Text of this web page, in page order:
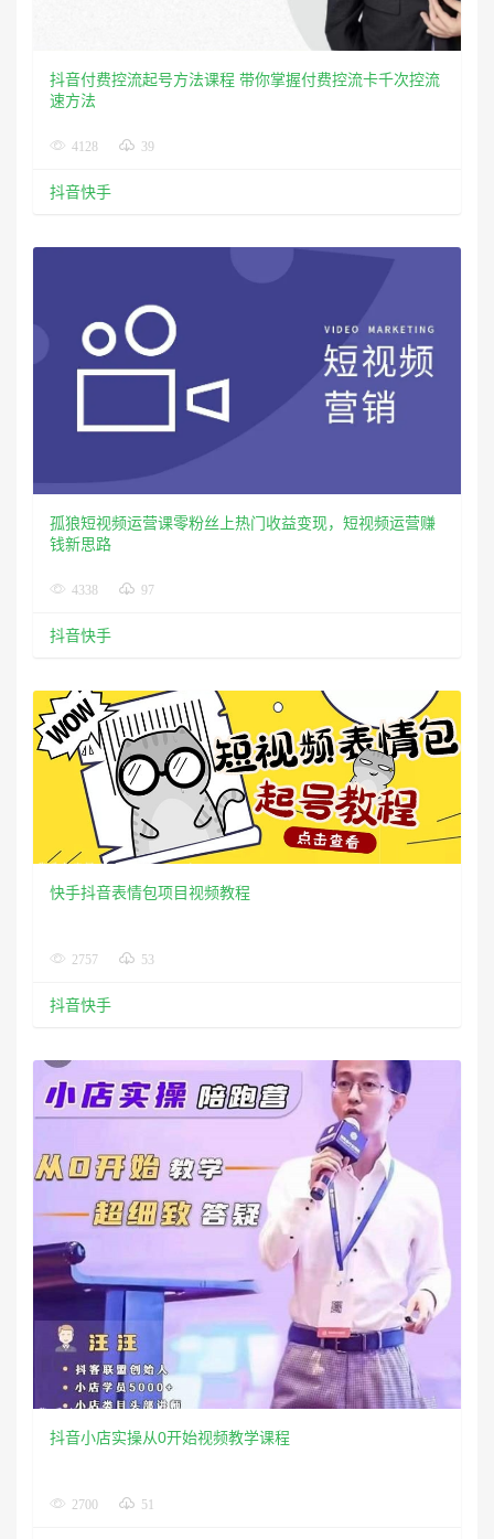
抖音付费控流起号方法课程 带你掌握付费控流卡千次控流
速方法
4128 39
抖音快手
孤狼短视频运营课零粉丝上热门收益变现，短视频运营赚
钱新思路
4338 97
抖音快手
快手抖音表情包项目视频教程
2757 53
抖音快手
抖音小店实操从0开始视频教学课程
2700 51